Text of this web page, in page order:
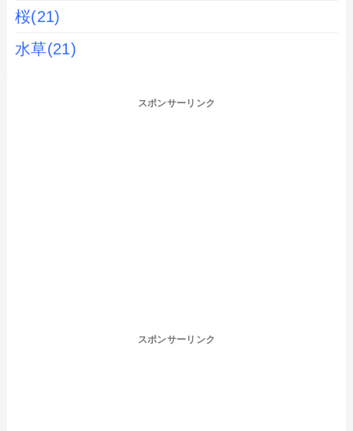
桜(21)
水草(21)
スポンサーリンク
スポンサーリンク